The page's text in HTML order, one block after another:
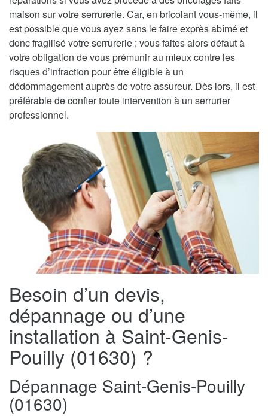
maison sur votre serrurerie. Car, en bricolant vous-même, il
est possible que vous ayez sans le faire exprès abîmé et
donc fragilisé votre serrurerie ; vous faites alors défaut à
votre obligation de vous prémunir au mieux contre les
risques d’infraction pour être éligible à un
dédommagement auprès de votre assureur. Dès lors, il est
préférable de confier toute intervention à un serrurier
professionnel.
Besoin d’un devis,
dépannage ou d’une
installation à Saint-Genis-
Pouilly (01630) ?
Dépannage Saint-Genis-Pouilly
(01630)